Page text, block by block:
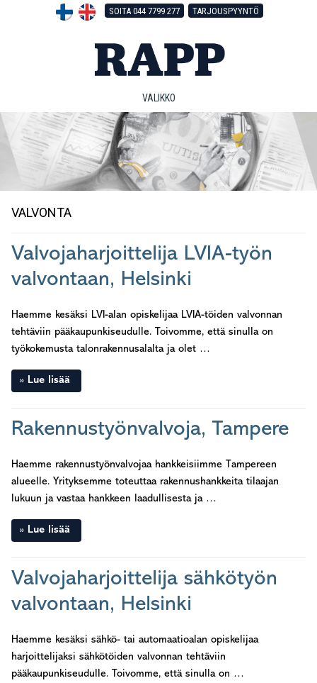
SOITA 044 7799 277 TARJOUSPYYNTÖ
VALIKKO
VALVONTA
Valvojaharjoittelija LVIA-työn
valvontaan, Helsinki
Haemme kesäksi LVI-alan opiskelijaa LVIA-töiden valvonnan
tehtäviin pääkaupunkiseudulle. Toivomme, että sinulla on
työkokemusta talonrakennusalalta ja olet …
Lue lisää
Rakennustyönvalvoja, Tampere
Haemme rakennustyönvalvojaa hankkeisiimme Tampereen
alueelle. Yrityksemme toteuttaa rakennushankkeita tilaajan
lukuun ja vastaa hankkeen laadullisesta ja …
Lue lisää
Valvojaharjoittelija sähkötyön
valvontaan, Helsinki
Haemme kesäksi sähkö- tai automaatioalan opiskelijaa
harjoittelijaksi sähkötöiden valvonnan tehtäviin
pääkaupunkiseudulle. Toivomme, että sinulla on …